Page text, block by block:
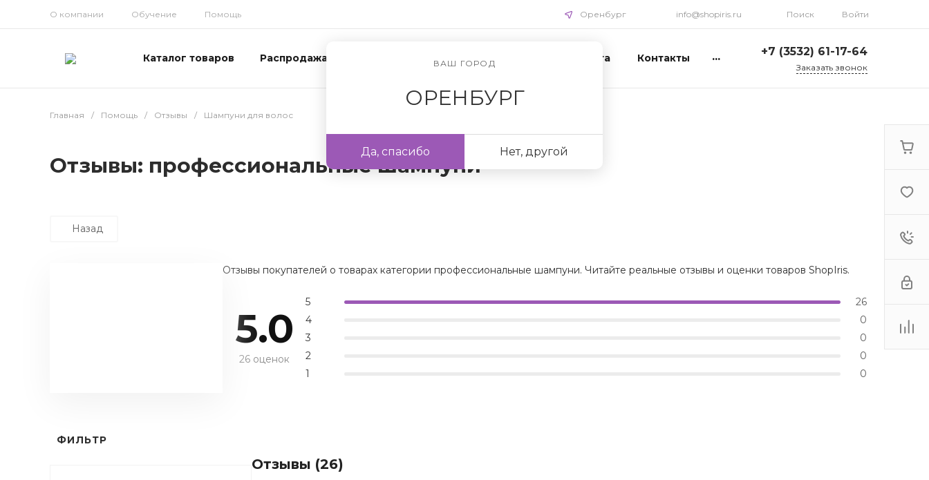
О компании Обучение Помощь Оренбург
ВАШ ГОРОД
ОРЕНБУРГ
Да, спасибо Нет, другой
info@shopiris.ru Поиск Войти
Каталог товаров Распродажа Схемы ухода Доставка и оплата Контакты ... +7 (3532) 61-17-64
+7 (922) 841-83-98
Заказать звонок
Главная / Помощь / Отзывы / Шампуни для волос
Отзывы: профессиональные шампуни
Назад
Отзывы покупателей о товарах категории профессиональные шампуни. Читайте реальные отзывы и оценки товаров ShopIris.
5.0
26 оценок
5
26
4
0
3
0
2
0
1
0
ФИЛЬТР
Отзывы (26)